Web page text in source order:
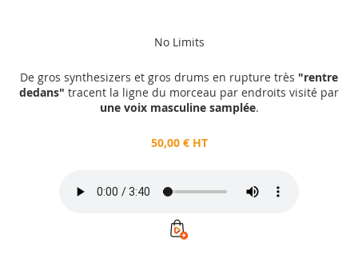
No Limits
De gros synthesizers et gros drums en rupture très "rentre
dedans" tracent la ligne du morceau par endroits visité par
une voix masculine samplée.
50,00 € HT